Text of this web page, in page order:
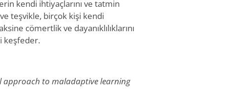
kendi ihtiyaçlarını ve tatmin
ve teşvikle, birçok kişi kendi
cömertlik ve dayanıklılıklarını
keşfeder.
approach to maladaptive learning